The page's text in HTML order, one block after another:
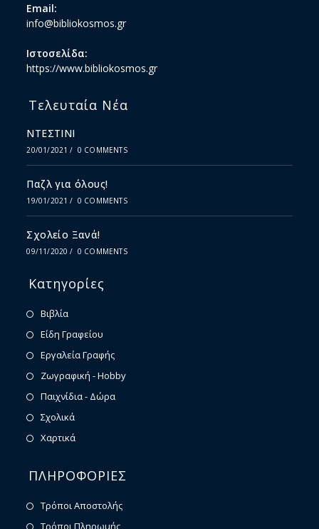
Email:
info@bibliokosmos.gr
Ιστοσελίδα:
https://www.bibliokosmos.gr
Τελευταία Νέα
ΝΤΕΣΤΙΝΙ
20/01/2021 / 0 COMMENTS
Παζλ για όλους!
19/01/2021 / 0 COMMENTS
Σχολείο Ξανά!
09/11/2020 / 0 COMMENTS
Κατηγορίες
Βιβλία
Είδη Γραφείου
Εργαλεία Γραφής
Ζωγραφική - Hobby
Παιχνίδια - Δώρα
Σχολικά
Χαρτικά
ΠΛΗΡΟΦΟΡΙΕΣ
Τρόποι Αποστολής
Τρόποι Πληρωμής